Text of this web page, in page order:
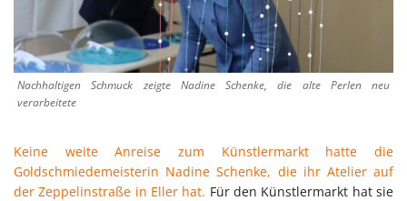
Nachhaltigen Schmuck zeigte Nadine Schenke, die alte Perlen neu
verarbeitete
Keine weite Anreise zum Künstlermarkt hatte die
Goldschmiedemeisterin Nadine Schenke, die ihr Atelier auf
der Zeppelinstraße in Eller hat. Für den Künstlermarkt hat sie